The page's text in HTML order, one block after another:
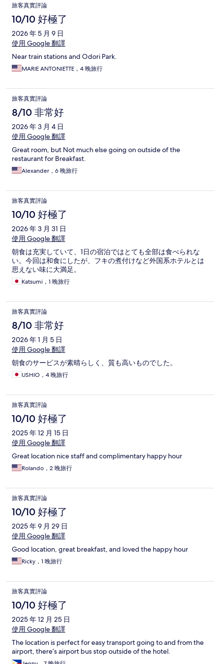
旅客真實評論
10/10 好極了
2026 年 5 月 9 日
使用 Google 翻譯
Near train stations and Odori Park.
MARIE ANTONIETTE，4 晚旅行
旅客真實評論
8/10 非常好
2026 年 3 月 4 日
使用 Google 翻譯
Great room, but Not much else going on outside of the
restaurant for Breakfast.
Alexander，6 晚旅行
旅客真實評論
10/10 好極了
2026 年 3 月 31 日
使用 Google 翻譯
朝食は充実していて、1日の宿泊ではとても全部は食べられな
い。今回は和食にしたが、フキの煮付けなど外国系ホテルとは
思えない味に大満足。
Katsumi，1 晚旅行
旅客真實評論
8/10 非常好
2026 年 1 月 5 日
使用 Google 翻譯
朝食のサービスが素晴らしく、質も高いものでした。
USHIO，4 晚旅行
旅客真實評論
10/10 好極了
2025 年 12 月 15 日
使用 Google 翻譯
Great location nice staff and complimentary happy hour
Rolando，2 晚旅行
旅客真實評論
10/10 好極了
2025 年 9 月 29 日
使用 Google 翻譯
Good location, great breakfast, and loved the happy hour
Ricky，1 晚旅行
旅客真實評論
10/10 好極了
2025 年 12 月 25 日
使用 Google 翻譯
The location is perfect for easy transport going to and from the
airport, there’s airport bus stop outside of the hotel.